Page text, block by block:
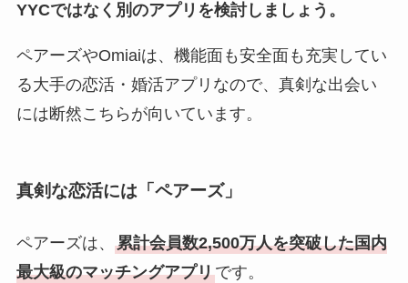
YYCではなく別のアプリを検討しましょう。
ペアーズやOmiaiは、機能面も安全面も充実してい
る大手の恋活・婚活アプリなので、真剣な出会い
には断然こちらが向いています。
真剣な恋活には「ペアーズ」
ペアーズは、 累計会員数2,500万人を突破した国内
最大級のマッチングアプリです。